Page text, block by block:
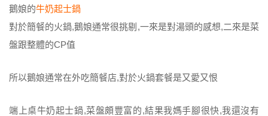
鵝娘的牛奶起士鍋
對於簡餐的火鍋,鵝娘通常很挑剔,一來是對湯頭的感想,二來是菜
盤跟整體的CP值
所以鵝娘通常在外吃簡餐店,對於火鍋套餐是又愛又恨
端上桌牛奶起士鍋,菜盤頗豐富的,結果我媽手腳很快,我還沒有